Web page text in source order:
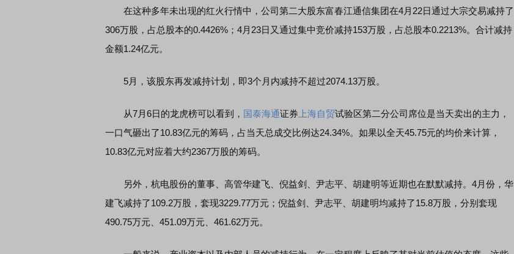
在这种多年未出现的红火行情中，公司第二大股东富春江通信集团在4月22日通过大宗交易减持了
306万股，占总股本的0.4426%；4月23日又通过集中竞价减持153万股，占总股本0.2213%。合计减持
金额1.24亿元。
5月，该股东再发减持计划，即3个月内减持不超过2074.13万股。
从7月6日的龙虎榜可以看到， 国泰海通证券 上海自贸试验区第二分公司席位是当天卖出的主力，
一口气砸出了10.83亿元的筹码，占当天总成交比例达24.34%。如果以全天45.75元的均价来计算，
10.83亿元对应着大约2367万股的筹码。
另外，杭电股份的董事、高管华建飞、倪益剑、尹志平、胡建明等近期也在默默减持。4月份，华
建飞减持了109.2万股，套现3229.77万元；倪益剑、尹志平、胡建明均减持了15.8万股，分别套现
490.75万元、451.09万元、461.62万元。